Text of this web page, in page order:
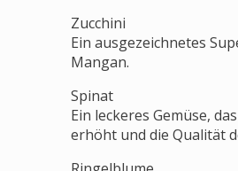
Zucchini
Ein ausgezeichnetes
Mangan.
Spinat
Ein leckeres Gemüse,
erhöht und die Qualität